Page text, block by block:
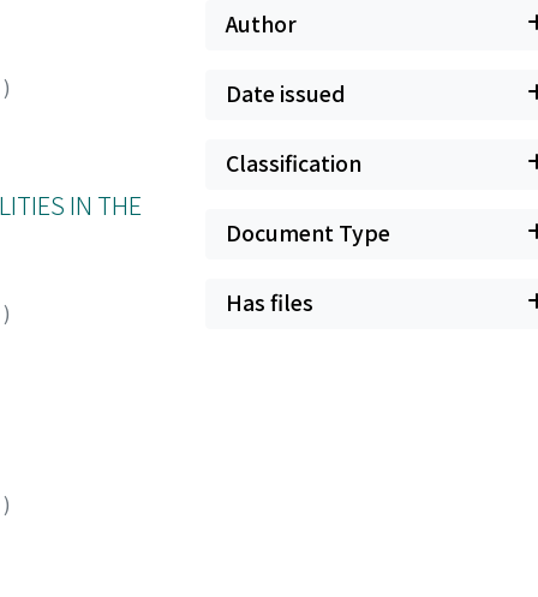
)
IN THE
)
)
Author
Date issued
Classification
Document Type
Has files